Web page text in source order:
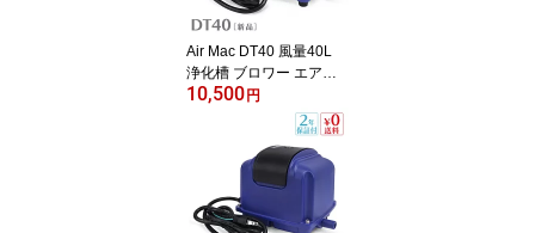
Air Mac DT40 風量40L
浄化槽 ブロワー エアー
ポンプ エアレーションブ
ロワー ブロアー 浄化槽
静音 省エネ 水槽 池 アク
アリウム 【2年保証付】
10,500 円